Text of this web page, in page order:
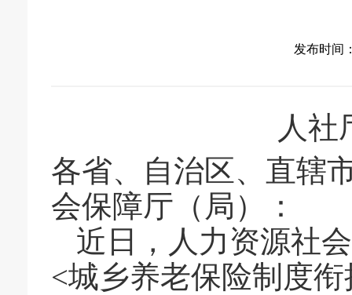
发布时间
人社
各省、自治区、直辖
会保障厅（局）：
近日，人力资源社
<城乡养老保险制度